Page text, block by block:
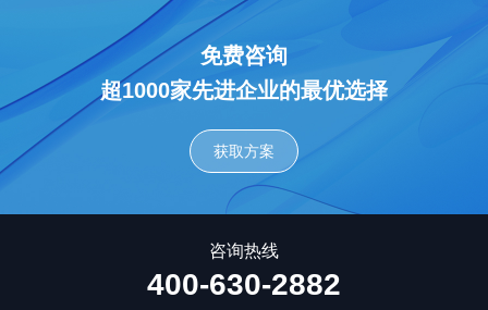
免费咨询
超1000家先进企业的最优选择
获取方案
咨询热线
400-630-2882